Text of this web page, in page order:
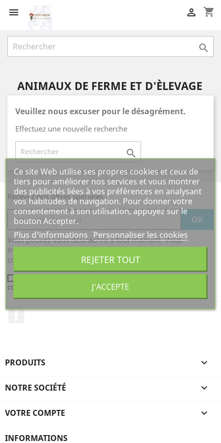
 shopping_cart


ANIMAUX DE FERME ET D'ÈLEVAGE
Veuillez nous excuser pour le désagrément.
Effectuez une nouvelle recherche

Recevez nos offres spéciales
Vous pouvez vous désinscrire à tout moment. Vous
trouverez pour cela nos informations de contact dans les
conditions d'utilisation du site.
J'accepte les conditions générales et la politique de
confidentialité
Facebook
PRODUITS 
NOTRE SOCIÉTÉ 
VOTRE COMPTE 
INFORMATIONS
Ce site Web utilise ses propres cookies et ceux de
tiers pour améliorer nos services et vous montrer
des publicités liées à vos préférences en analysant
vos habitudes de navigation. Pour donner votre
consentement à son utilisation, appuyez sur le
bouton Accepter.
Plus d'informations Personnaliser les cookies
REJETER TOUT
J'ACCEPTE